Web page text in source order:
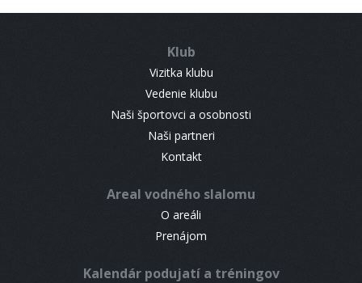
Klub
Vizitka klubu
Vedenie klubu
Naši športovci a osobnosti
Naši partneri
Kontakt
Areal vodného slalomu
O areáli
Prenájom
Kalendár podujatí a tréningov
CONTACT